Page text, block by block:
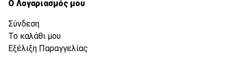
Ο Λογαριασμός μου
Σύνδεση
Το καλάθι μου
Εξέλιξη Παραγγελίας